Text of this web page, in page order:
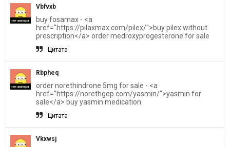
Vbfvxb
buy fosamax - <a
href="https://pilaxmax.com/pilex/">buy pilex without
prescription</a> order medroxyprogesterone for sale
Цитата
Rbpheq
order norethindrone 5mg for sale - <a
href="https://norethgep.com/yasmin/">yasmin for
sale</a> buy yasmin medication
Цитата
Vkxwsj